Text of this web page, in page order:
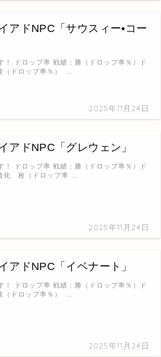
アドNPC「サウスィー•コー
2025年11月24日
！ ドロップ率 戦績：勝（ドロップ率％）ド
（ドロップ率％） …
アドNPC「グレウェン」
2025年11月24日
！ ドロップ率 戦績：勝（ドロップ率％）ド
化 枚（ドロップ率 …
アドNPC「イベナート」
2025年11月24日
！ ドロップ率 戦績：勝（ドロップ率％）ド
（ドロップ率％） …